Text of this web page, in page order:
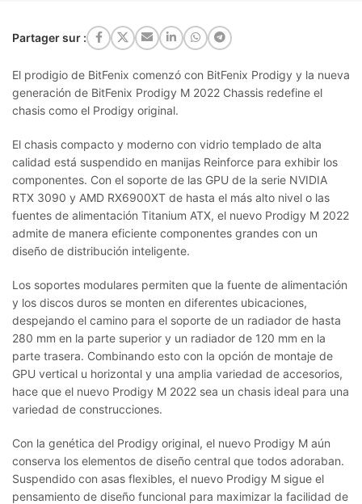
Partager sur :
El prodigio de BitFenix comenzó con BitFenix Prodigy y la nueva
generación de BitFenix Prodigy M 2022 Chassis redefine el
chasis como el Prodigy original.
El chasis compacto y moderno con vidrio templado de alta
calidad está suspendido en manijas Reinforce para exhibir los
componentes. Con el soporte de las GPU de la serie NVIDIA
RTX 3090 y AMD RX6900XT de hasta el más alto nivel o las
fuentes de alimentación Titanium ATX, el nuevo Prodigy M 2022
admite de manera eficiente componentes grandes con un
diseño de distribución inteligente.
Los soportes modulares permiten que la fuente de alimentación
y los discos duros se monten en diferentes ubicaciones,
despejando el camino para el soporte de un radiador de hasta
280 mm en la parte superior y un radiador de 120 mm en la
parte trasera. Combinando esto con la opción de montaje de
GPU vertical u horizontal y una amplia variedad de accesorios,
hace que el nuevo Prodigy M 2022 sea un chasis ideal para una
variedad de construcciones.
Con la genética del Prodigy original, el nuevo Prodigy M aún
conserva los elementos de diseño central que todos adoraban.
Suspendido con asas flexibles, el nuevo Prodigy M sigue el
pensamiento de diseño funcional para maximizar la facilidad de